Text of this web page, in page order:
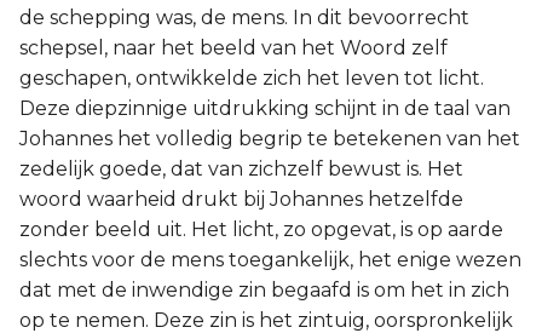
de schepping was, de mens. In dit bevoorrecht
schepsel, naar het beeld van het Woord zelf
geschapen, ontwikkelde zich het leven tot licht.
Deze diepzinnige uitdrukking schijnt in de taal van
Johannes het volledig begrip te betekenen van het
zedelijk goede, dat van zichzelf bewust is. Het
woord waarheid drukt bij Johannes hetzelfde
zonder beeld uit. Het licht, zo opgevat, is op aarde
slechts voor de mens toegankelijk, het enige wezen
dat met de inwendige zin begaafd is om het in zich
op te nemen. Deze zin is het zintuig, oorspronkelijk